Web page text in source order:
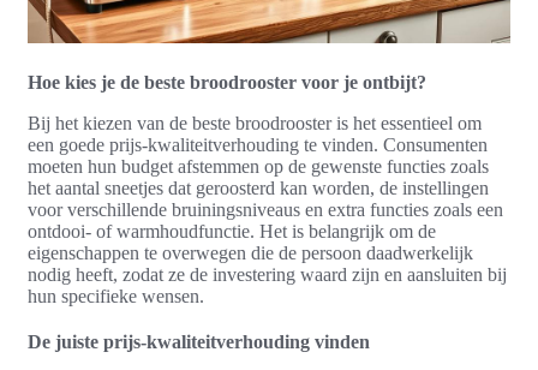
Hoe kies je de beste broodrooster voor je ontbijt?
Bij het kiezen van de beste broodrooster is het essentieel om
een goede prijs-kwaliteitverhouding te vinden. Consumenten
moeten hun budget afstemmen op de gewenste functies zoals
het aantal sneetjes dat geroosterd kan worden, de instellingen
voor verschillende bruiningsniveaus en extra functies zoals een
ontdooi- of warmhoudfunctie. Het is belangrijk om de
eigenschappen te overwegen die de persoon daadwerkelijk
nodig heeft, zodat ze de investering waard zijn en aansluiten bij
hun specifieke wensen.
De juiste prijs-kwaliteitverhouding vinden